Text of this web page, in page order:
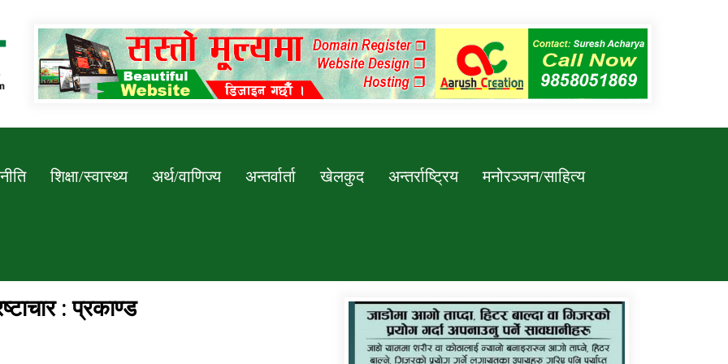
Newssarokar
शिक्षा/स्वास्थ्य अर्थ/वाणिज्य अन्तर्वार्ता खेलकुद अन्तर्राष्ट्रिय मनोरञ्जन/साहित्य
कर्णाली प्रविधि शिक्षालय जुम्लाको सुचना
: प्रकाण्ड